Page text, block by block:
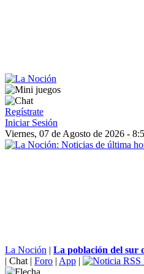
Regístrate
Iniciar Sesión
Viernes, 07 de Agosto de 2026 -
La Noción | La población del sur
| Chat | Foro | App |